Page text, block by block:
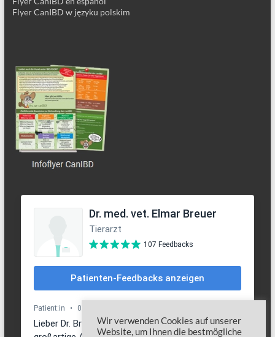
Flyer CanIBD w języku polskim
Wir verwenden Cookies auf unserer
Website, um Ihnen die bestmögliche